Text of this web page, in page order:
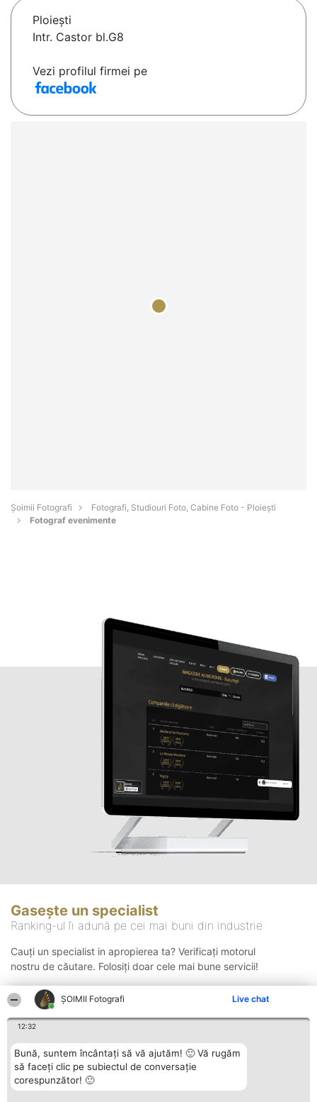
ȘOIMII Fotografi Live chat
12:32
Bună, suntem încântați să vă ajutăm! 🙂 Vă rugăm
să faceți clic pe subiectul de conversație
corespunzător! 🙂
Ploieşti
Intr. Castor bl.G8
Vezi profilul firmei pe
Șoimii Fotografi
Fotografi, Studiouri Foto, Cabine Foto - Ploieşti
Fotograf evenimente
Gasește un specialist
Ranking-ul îi adună pe cei mai buni din industrie
Cauți un specialist in apropierea ta? Verificați motorul
nostru de căutare. Folosiți doar cele mai bune servicii!